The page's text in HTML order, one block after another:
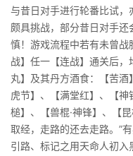
与昔日对手进行轮番比试
颇具挑战，部分昔日对手
慎！游戏流程中若有未曾
战】任一【连战】通关后
丸】及其丹方酒食：【苦
虎节】、【满堂红】、【
槌】、【兽棍·神锋】、【
取经，走路的还去走路。”
引路、标记之用天命人初